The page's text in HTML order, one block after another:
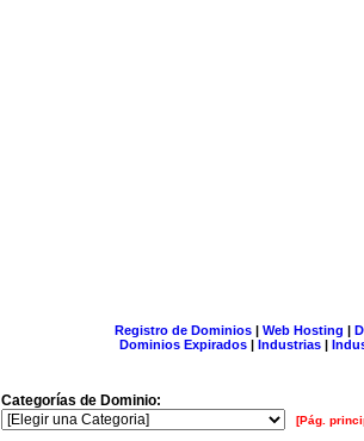
Registro de Dominios| Web Hosting |
Dominios Expirados | Industrias |
Categorías de Dominio:
[Pág.